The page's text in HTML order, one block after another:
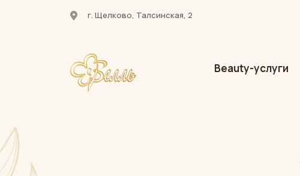
г. Щелково, Талсинская, 2
Beauty-услуги